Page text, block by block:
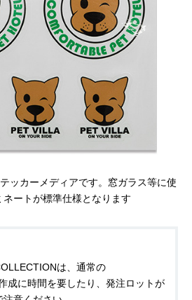
ッカーメディアです。窓ガラス等に使
ートが標準仕様となります
は、通常の
成に時間を要したり、発注ロットが